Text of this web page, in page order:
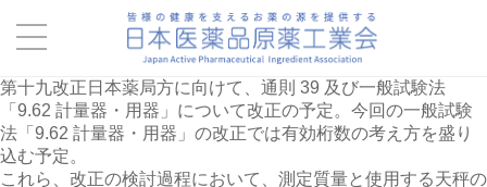
第十九改正日本薬局方に向けて、通則 39 及び一般試験法
「9.62 計量器・用器」について改正の予定。今回の一般試験
法「9.62 計量器・用器」の改正では有効桁数の考え方を盛り
込む予定。
これら、改正の検討過程において、測定質量と使用する天秤の